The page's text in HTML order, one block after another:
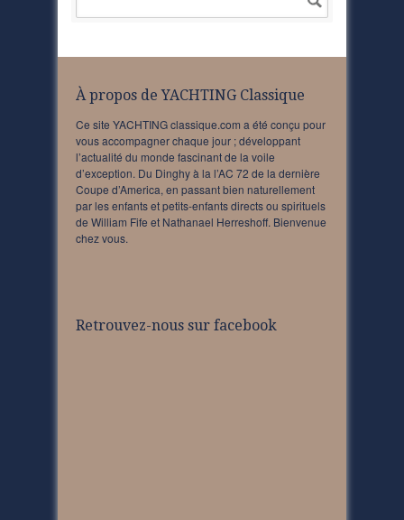
À propos de YACHTING Classique
Ce site YACHTING classique.com a été conçu pour
vous accompagner chaque jour ; développant
l’actualité du monde fascinant de la voile
d’exception. Du Dinghy à la l’AC 72 de la dernière
Coupe d’America, en passant bien naturellement
par les enfants et petits-enfants directs ou spirituels
de William Fife et Nathanael Herreshoff. Bienvenue
chez vous.
Retrouvez-nous sur facebook